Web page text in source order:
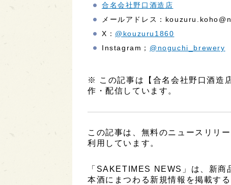
合名会社野口酒造店
メールアドレス：
X： @kouzuru1860
Instagram； @noguchi_brewery
※ この記事は【合名会社野口酒造
作・配信しています。
この記事は、無料のニュースリリ
利用しています。
「SAKETIMES NEWS」は、新商
本酒にまつわる新規情報を掲載す